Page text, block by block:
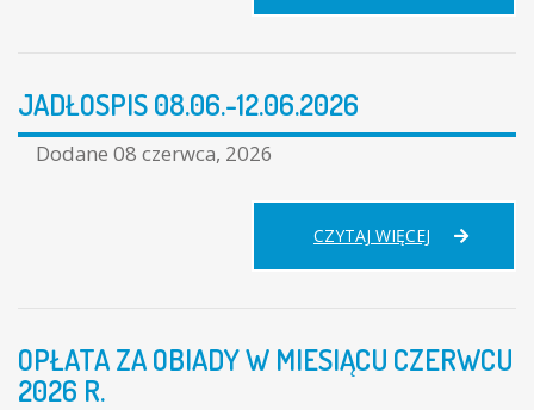
JADŁOSPIS 08.06.-12.06.2026
Dodane 08 czerwca, 2026
CZYTAJ WIĘCEJ JADŁOSPIS
OPŁATA ZA OBIADY W MIESIĄCU CZERWCU
2026 R.